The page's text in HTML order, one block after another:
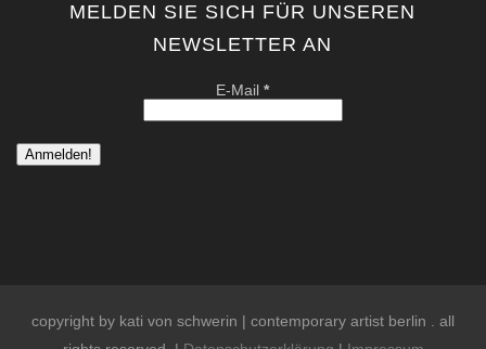
MELDEN SIE SICH FÜR UNSEREN
NEWSLETTER AN
E-Mail*
copyright by kati von schwerin | contemporary artist berlin . all